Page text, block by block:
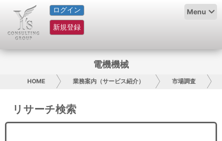
ログイン
新規登録
Menu
HOME
サービス紹介
グループ概要
採用情報
電機機械
HOME 業務案内（サービス紹介） 市場調査
リサーチ検索